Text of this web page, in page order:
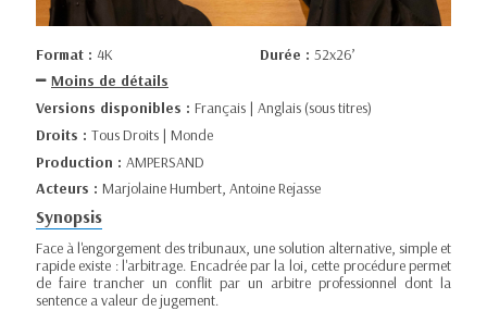
Format : 4K Durée : 52x26’
Moins de détails
Versions disponibles : Français | Anglais (sous titres)
Droits : Tous Droits | Monde
Production : AMPERSAND
Acteurs : Marjolaine Humbert, Antoine Rejasse
Synopsis
Face à l'engorgement des tribunaux, une solution alternative, simple et
rapide existe : l'arbitrage. Encadrée par la loi, cette procédure permet
de faire trancher un conflit par un arbitre professionnel dont la
sentence a valeur de jugement.